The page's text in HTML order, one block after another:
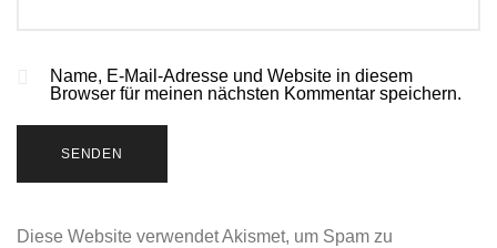
Name, E-Mail-Adresse und Website in diesem
Browser für meinen nächsten Kommentar speichern.
Diese Website verwendet Akismet, um Spam zu